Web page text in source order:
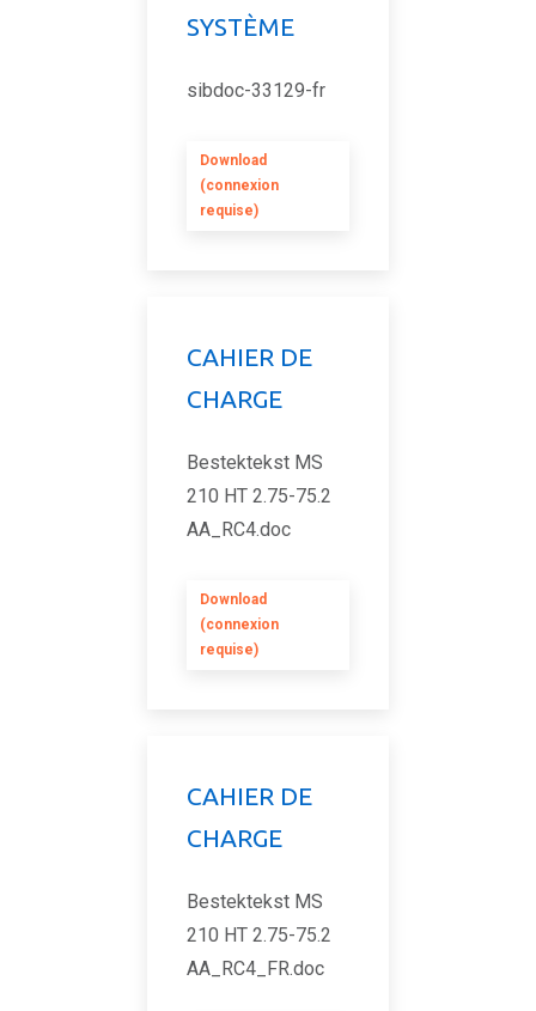
SYSTÈME
sibdoc-33129-fr
Download
(connexion
requise)
CAHIER DE
CHARGE
Bestektekst MS
210 HT 2.75-75.2
AA_RC4.doc
Download
(connexion
requise)
CAHIER DE
CHARGE
Bestektekst MS
210 HT 2.75-75.2
AA_RC4_FR.doc